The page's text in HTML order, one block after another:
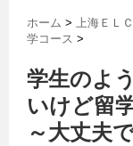
ホーム > 上海ＥＬＣ
学コース >
学生のよ
いけど留
～大丈夫